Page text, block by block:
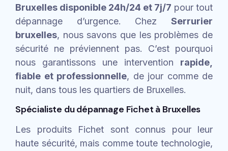
Bruxelles disponible 24h/24 et 7j/7 pour tout
dépannage d’urgence. Chez Serrurier
bruxelles, nous savons que les problèmes de
sécurité ne préviennent pas. C’est pourquoi
nous garantissons une intervention rapide,
fiable et professionnelle, de jour comme de
nuit, dans tous les quartiers de Bruxelles.
Spécialiste du dépannage Fichet à Bruxelles
Les produits Fichet sont connus pour leur
haute sécurité, mais comme toute technologie,